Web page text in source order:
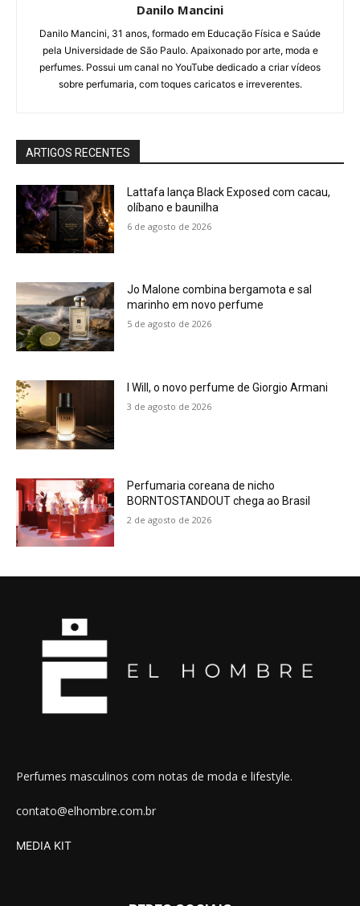
Danilo Mancini
Danilo Mancini, 31 anos, formado em Educação Física e Saúde
pela Universidade de São Paulo. Apaixonado por arte, moda e
perfumes. Possui um canal no YouTube dedicado a criar vídeos
sobre perfumaria, com toques caricatos e irreverentes.
ARTIGOS RECENTES
Lattafa lança Black Exposed com cacau,
olíbano e baunilha
6 de agosto de 2026
Jo Malone combina bergamota e sal
marinho em novo perfume
5 de agosto de 2026
I Will, o novo perfume de Giorgio Armani
3 de agosto de 2026
Perfumaria coreana de nicho
BORNTOSTANDOUT chega ao Brasil
2 de agosto de 2026
Perfumes masculinos com notas de moda e lifestyle.
contato@elhombre.com.br
MEDIA KIT